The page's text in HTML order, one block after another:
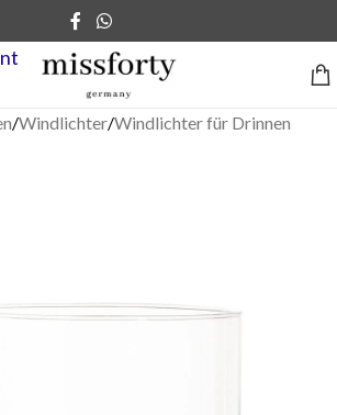
/Windlichter/Windlichter für Drinnen